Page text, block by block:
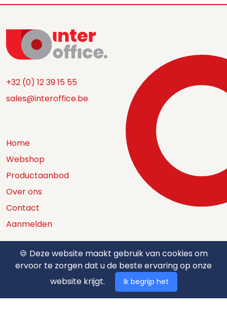
+32 (0) 12 39 15 55
sales@interoffice.be
Home
Webshop
Productaanbod
Over ons
Contact
Aanmelden
Catalogus
Nuttige documenten
Privacy policy
🍪 Deze website maakt gebruik van cookies om
ervoor te zorgen dat u de beste ervaring op onze
website krijgt.
Ik begrijp het